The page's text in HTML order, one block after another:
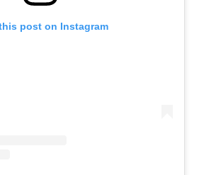
post on Instagram